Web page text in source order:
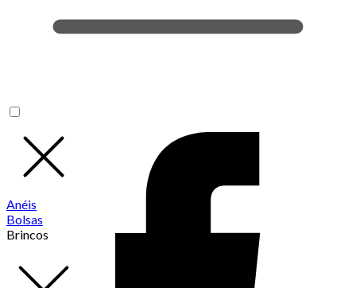
Anéis
Bolsas
Brincos